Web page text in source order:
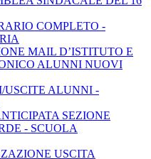
COMPLETO -
MAIL D’ISTITUTO E
ALUNNI NUOVI
USCITE ALUNNI -
SEZIONE
- SCUOLA
USCITA